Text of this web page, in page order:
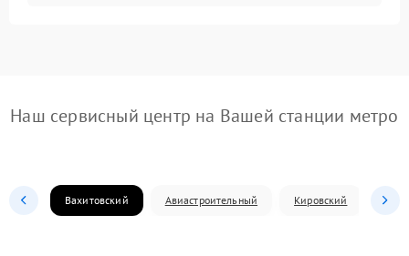
Наш сервисный центр на Вашей станции метро
Вахитовский Авиастроительный Кировский